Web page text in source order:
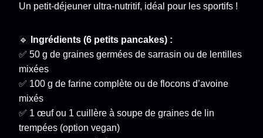
Un petit-déjeuner ultra-nutritif, idéal pour les sportifs !
🔹
Ingrédients (6 petits pancakes) :
✅ 50 g de graines germées de sarrasin ou de lentilles
mixées
✅ 100 g de farine complète ou de flocons d’avoine
mixés
✅ 1 œuf ou 1 cuillère à soupe de graines de lin
trempées (option vegan)